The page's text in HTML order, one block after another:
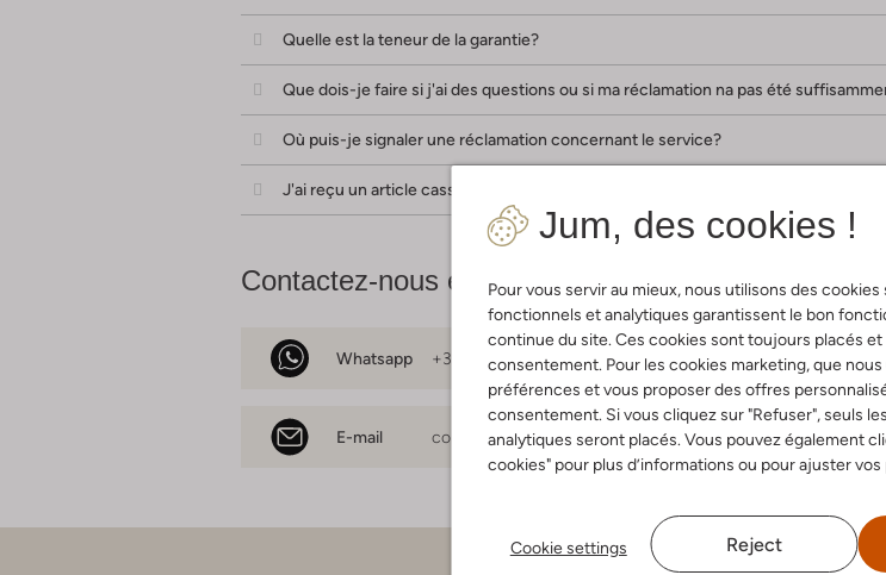
Jum, des cookies !
Pour vous servir au mieux, nous utilisons des
fonctionnels et analytiques garantissent le bon
continue du site. Ces cookies sont toujours placés
consentement. Pour les cookies marketing, que
préférences et vous proposer des offres
consentement. Si vous cliquez sur "Refuser", seuls
analytiques seront placés. Vous pouvez également
cookies" pour plus d’informations ou pour ajuster
Cookie settings Reject
Quelle est la teneur de la garantie?
Que dois-je faire si j'ai des questions ou si ma réclamation na pas été
Où puis-je signaler une réclamation concernant le service?
J'ai reçu un article cassé ou décoloré. Quoi encore?
Contactez-nous en anglais*
Whatsapp +31111410044
E-mail contact@omoda.com